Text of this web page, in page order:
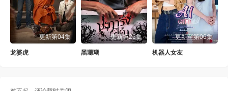
更新第04集
龙婆虎
更新第26集
黑珊瑚
更新至第06集
机器人女友